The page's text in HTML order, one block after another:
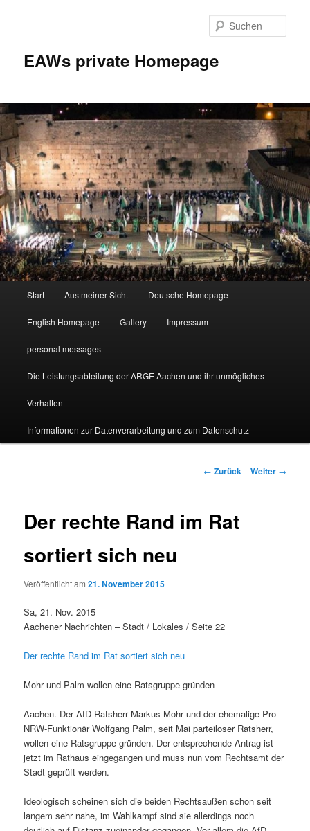
EAWs private Homepage
Start Aus meiner Sicht Deutsche Homepage
English Homepage Gallery Impressum
personal messages
Die Leistungsabteilung der ARGE Aachen und ihr unmögliches
Verhalten
Informationen zur Datenverarbeitung und zum Datenschutz
Beitragsnavigation
← Zurück Weiter →
Der rechte Rand im Rat
sortiert sich neu
Veröffentlicht am21. November 2015
Sa, 21. Nov. 2015
Aachener Nachrichten – Stadt / Lokales / Seite 22
Der rechte Rand im Rat sortiert sich neu
Mohr und Palm wollen eine Ratsgruppe gründen
Aachen. Der AfD-Ratsherr Markus Mohr und der ehemalige Pro-
NRW-Funktionär Wolfgang Palm, seit Mai parteiloser Ratsherr,
wollen eine Ratsgruppe gründen. Der entsprechende Antrag ist
jetzt im Rathaus eingegangen und muss nun vom Rechtsamt der
Stadt geprüft werden.
Ideologisch scheinen sich die beiden Rechtsaußen schon seit
langem sehr nahe, im Wahlkampf sind sie allerdings noch